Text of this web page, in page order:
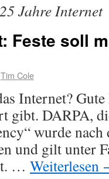
25 Jahre Internet
Feste soll
Tim Cole
Internet?
gibt. DARPA,
wurde
und gilt unter
… Weiterlesen